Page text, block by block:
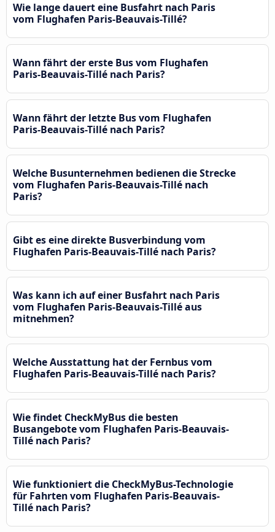
Wie lange dauert eine Busfahrt nach Paris
vom Flughafen Paris-Beauvais-Tillé?
Wann fährt der erste Bus vom Flughafen
Paris-Beauvais-Tillé nach Paris?
Wann fährt der letzte Bus vom Flughafen
Paris-Beauvais-Tillé nach Paris?
Welche Busunternehmen bedienen die Strecke
vom Flughafen Paris-Beauvais-Tillé nach
Paris?
Gibt es eine direkte Busverbindung vom
Flughafen Paris-Beauvais-Tillé nach Paris?
Was kann ich auf einer Busfahrt nach Paris
vom Flughafen Paris-Beauvais-Tillé aus
mitnehmen?
Welche Ausstattung hat der Fernbus vom
Flughafen Paris-Beauvais-Tillé nach Paris?
Wie findet CheckMyBus die besten
Busangebote vom Flughafen Paris-Beauvais-
Tillé nach Paris?
Wie funktioniert die CheckMyBus-Technologie
für Fahrten vom Flughafen Paris-Beauvais-
Tillé nach Paris?